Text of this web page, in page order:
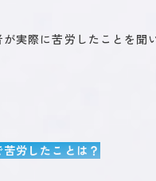
実際に苦労したことを聞
労したことは？